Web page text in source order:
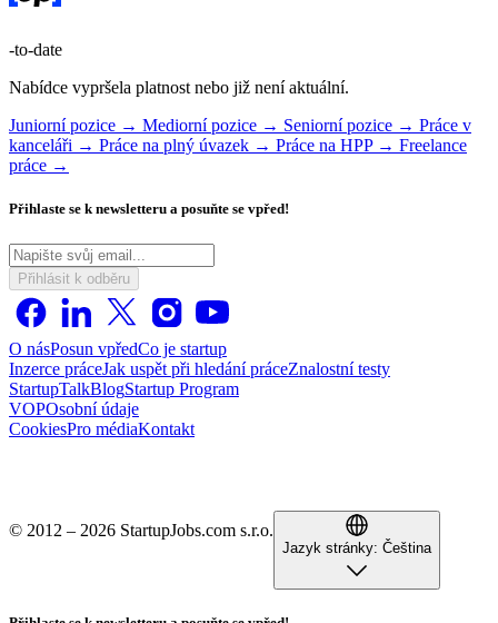
-to-date
Nabídce vypršela platnost nebo již není aktuální.
Juniorní pozice → Mediorní pozice → Seniorní pozice → Práce v
kanceláři → Práce na plný úvazek → Práce na HPP → Freelance
práce →
Přihlaste se k newsletteru a posuňte se vpřed!
Přihlásit k odběru
O násPosun vpředCo je startup
Inzerce práceJak uspět při hledání práceZnalostní testy
StartupTalkBlogStartup Program
VOPOsobní údaje
CookiesPro médiaKontakt
© 2012 – 2026 StartupJobs.com s.r.o.
Jazyk stránky: Čeština